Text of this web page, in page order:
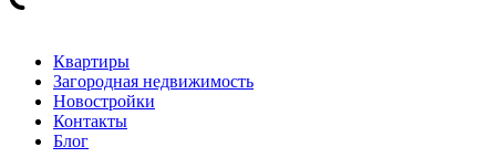
Квартиры
Загородная недвижимость
Новостройки
Контакты
Блог